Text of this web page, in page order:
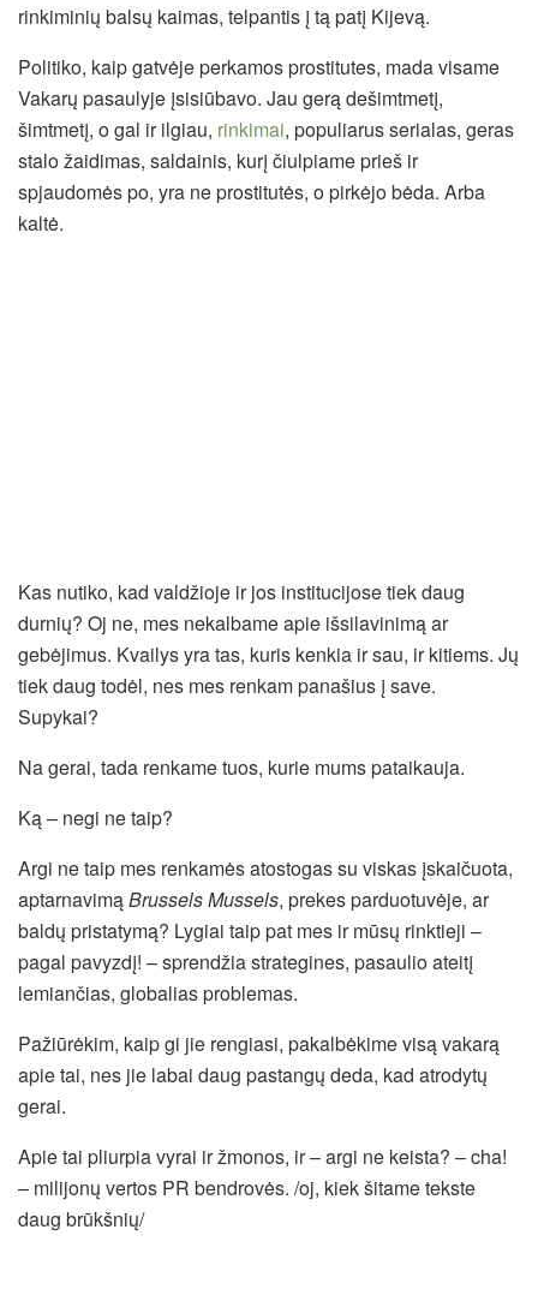
rinkiminių balsų kaimas, telpantis į tą patį Kijevą.
Politiko, kaip gatvėje perkamos prostitutes, mada visame
Vakarų pasaulyje įsisiūbavo. Jau gerą dešimtmetį,
šimtmetį, o gal ir ilgiau, rinkimai, populiarus serialas, geras
stalo žaidimas, saldainis, kurį čiulpiame prieš ir
spjaudomės po, yra ne prostitutės, o pirkėjo bėda. Arba
kaltė.
Kas nutiko, kad valdžioje ir jos institucijose tiek daug
durnių? Oj ne, mes nekalbame apie išsilavinimą ar
gebėjimus. Kvailys yra tas, kuris kenkia ir sau, ir kitiems. Jų
tiek daug todėl, nes mes renkam panašius į save.
Supykai?
Na gerai, tada renkame tuos, kurie mums pataikauja.
Ką – negi ne taip?
Argi ne taip mes renkamės atostogas su viskas įskaičuota,
aptarnavimąBrussels Mussels, prekes parduotuvėje, ar
baldų pristatymą? Lygiai taip pat mes ir mūsų rinktieji –
pagal pavyzdį! – sprendžia strategines, pasaulio ateitį
lemiančias, globalias problemas.
Pažiūrėkim, kaip gi jie rengiasi, pakalbėkime visą vakarą
apie tai, nes jie labai daug pastangų deda, kad atrodytų
gerai.
Apie tai pliurpia vyrai ir žmonos, ir – argi ne keista? – cha!
– milijonų vertos PR bendrovės. /oj, kiek šitame tekste
daug brūkšnių/